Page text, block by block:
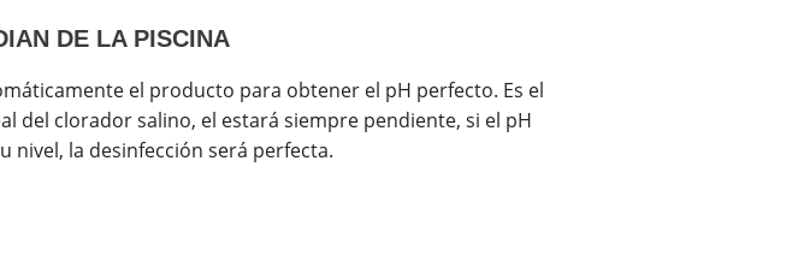
DE LA PISCINA
el producto para obtener el pH perfecto. Es el
del clorador salino, el estará siempre pendiente, si el pH
nivel, la desinfección será perfecta.